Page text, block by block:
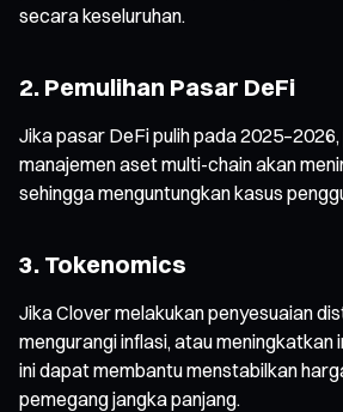
secara keseluruhan.
2. Pemulihan Pasar DeFi
Jika pasar DeFi pulih pada
manajemen aset multi-chain akan
sehingga menguntungkan kasus
3. Tokenomics
Jika Clover melakukan penyesuaian
mengurangi inflasi, atau meningkatkan
ini dapat membantu menstabilkan
pemegang jangka panjang.